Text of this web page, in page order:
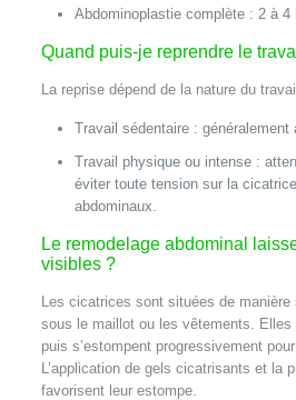
Abdominoplastie complète : 2 à 4
Quand puis-je reprendre le
La reprise dépend de la nature du
Travail sédentaire : généralement
Travail physique ou intense :
éviter toute tension sur la
abdominaux.
Le remodelage abdominal
visibles ?
Les cicatrices sont situées de manière
sous le maillot ou les vêtements. Elles
puis s’estompent progressivement
L’application de gels cicatrisants et la
favorisent leur estompe.